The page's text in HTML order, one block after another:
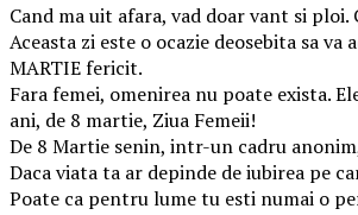
Cand ma uit afara, vad doar vant si
Aceasta zi este o ocazie deosebita sa
MARTIE fericit.
Fara femei, omenirea nu poate exista.
ani, de 8 martie, Ziua Femeii!
De 8 Martie senin, intr-un cadru
Daca viata ta ar depinde de iubirea pe
Poate ca pentru lume tu esti numai o